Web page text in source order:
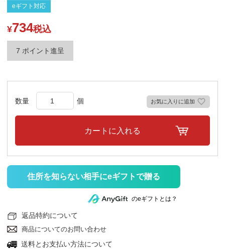
eギフト対応
¥734税込
7 ポイント進呈
お気に入りに追加
カートに入れる
住所を知らない相手にeギフトで贈る
のeギフトとは？
返品特約について
商品についてのお問い合わせ
送料とお支払い方法について